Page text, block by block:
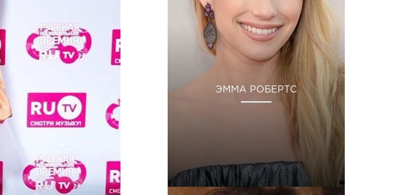
ЭММА РОБЕРТС